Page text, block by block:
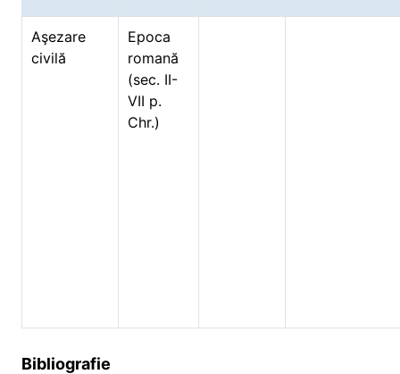
Aşezare
civilă
Epoca
romană
(sec. II-
VII p.
Chr.)
Bibliografie